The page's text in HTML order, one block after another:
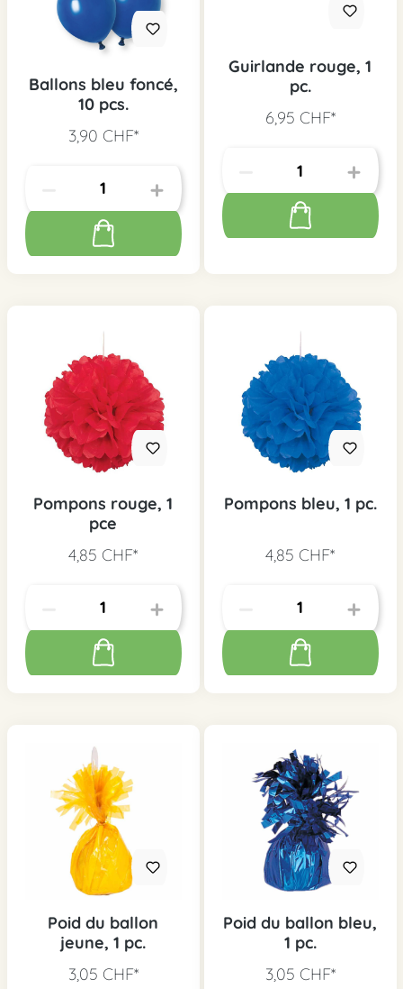
Ballons bleu foncé,
10 pcs.
3,90 CHF*
Guirlande rouge, 1
pc.
6,95 CHF*
Pompons rouge, 1
pce
4,85 CHF*
Pompons bleu, 1 pc.
4,85 CHF*
Poid du ballon
jeune, 1 pc.
3,05 CHF*
Poid du ballon bleu,
1 pc.
3,05 CHF*